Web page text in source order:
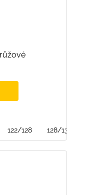
122/128 128/134